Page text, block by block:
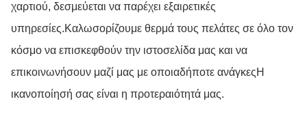
χαρτιού, δεσμεύεται να παρέχει εξαιρετικές
υπηρεσίες.Καλωσορίζουμε θερμά τους πελάτες σε όλο τον
κόσμο να επισκεφθούν την ιστοσελίδα μας και να
επικοινωνήσουν μαζί μας με οποιαδήποτε ανάγκεςΗ
ικανοποίησή σας είναι η προτεραιότητά μας.